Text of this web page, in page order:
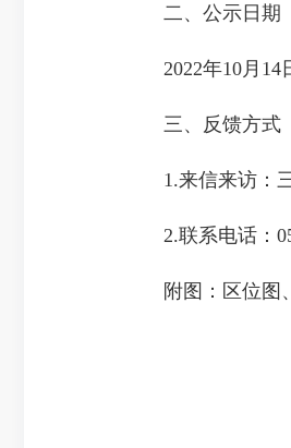
二、公示日期
2022年10月14
三、反馈方
1.来信来访：三
2.联系电话：
附图：区位图